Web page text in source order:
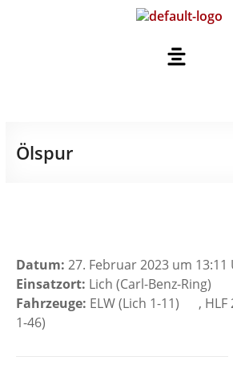
Ölspur
Datum: 27. Februar 2023 um 13:11
Einsatzort: Lich (Carl-Benz-Ring)
Fahrzeuge: ELW (Lich 1-11)
,
1-46)